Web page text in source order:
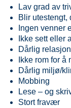
Lav grad av
Blir utestengt,
Ingen venner
Ikke sett eller
Dårlig
Ikke rom for å
Dårlig miljø/
Mobbing
Lese – og
Stort fravær